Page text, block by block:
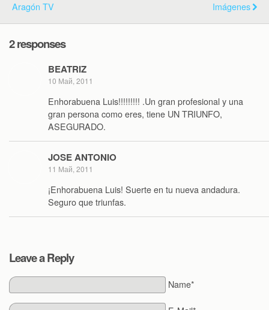
Aragón TV
Imágenes
2 responses
BEATRIZ
10 Май, 2011
Enhorabuena Luis!!!!!!!!! .Un gran profesional y una
gran persona como eres, tiene UN TRIUNFO,
ASEGURADO.
JOSE ANTONIO
11 Май, 2011
¡Enhorabuena Luis! Suerte en tu nueva andadura.
Seguro que triunfas.
Leave a Reply
Name*